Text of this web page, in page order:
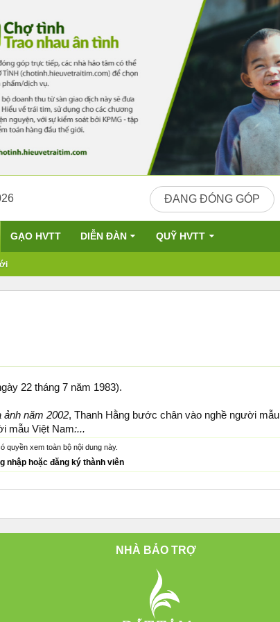
ĐANG ĐÓNG GÓP
GẠO HVTT DIỄN ĐÀN QUỸ HVTT
22 tháng 7 năm 1983).
ảnh năm 2002, Thanh Hằng bước chân vào nghề người mẫu
mẫu Việt Nam:...
quyền xem toàn bộ nội dung này.
nhập hoặc đăng ký thành viên
NHÀ BẢO TRỢ